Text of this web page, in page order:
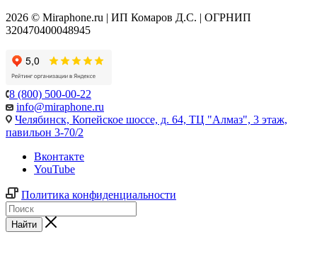
2026 © Miraphone.ru | ИП Комаров Д.С. | ОГРНИП
320470400048945
8 (800) 500-00-22
info@miraphone.ru
Челябинск, Копейское шоссе, д. 64, ТЦ "Алмаз", 3 этаж,
павильон 3-70/2
Вконтакте
YouTube
Политика конфиденциальности
Найти